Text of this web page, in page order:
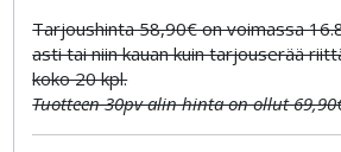
Tarjoushinta 58,90€ on voimassa
asti tai niin kauan kuin tarjouserää
koko 20 kpl.
Tuotteen 30pv alin hinta on ollut